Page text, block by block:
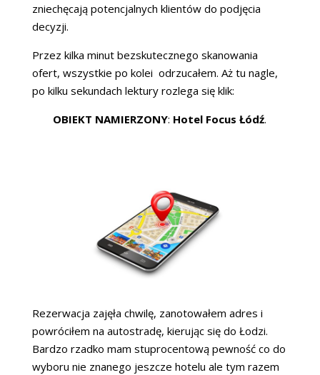
zniechęcają potencjalnych klientów do podjęcia
decyzji.
Przez kilka minut bezskutecznego skanowania
ofert, wszystkie po kolei odrzucałem. Aż tu nagle,
po kilku sekundach lektury rozlega się klik:
OBIEKT NAMIERZONY: Hotel Focus Łódź.
Rezerwacja zajęła chwilę, zanotowałem adres i
powróciłem na autostradę, kierując się do Łodzi.
Bardzo rzadko mam stuprocentową pewność co do
wyboru nie znanego jeszcze hotelu ale tym razem